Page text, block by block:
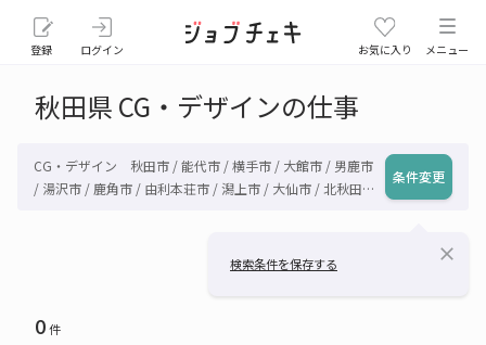
登録 ログイン お気に入り メニュー
秋田県 CG・デザインの仕事
CG・デザイン 秋田市 / 能代市 / 横手市 / 大館市 / 男鹿市
/ 湯沢市 / 鹿角市 / 由利本荘市 / 潟上市 / 大仙市 / 北秋田
郡五城目町 / 南秋田郡八郎潟町 / 南秋田郡井川町 / 南秋田
条件変更
検索条件を保存する close
0件